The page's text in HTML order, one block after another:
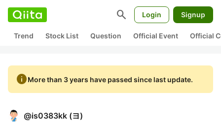
search Login Signup
Trend Stock List Question Official Event Official
infoMore than 3 years have passed since last update.
@is0383kk (ヨ)